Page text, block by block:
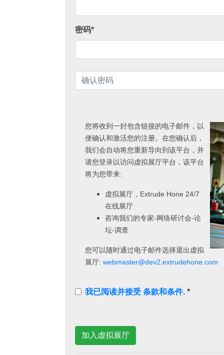
密码*
您将收到一封包含链接的电子邮件，以
便确认和激活您的注册。在您确认后，
我们会自动将您重新导向到该平台，并
请您登录以访问虚拟展厅平台，该平台
将为您带来:
虚拟展厅，Extrude Hone 24/7
在线展厅
咨询我们的专家-网络研讨会-论
坛-调查
您可以随时通过电子邮件选择退出虚拟
展厅: webmaster@dev2.extrudehone.com
我已阅读并接受 条款和条件. *
加入虚拟展厅